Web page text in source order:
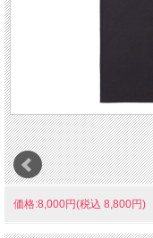
価格:8,000円(税込 8,800円)